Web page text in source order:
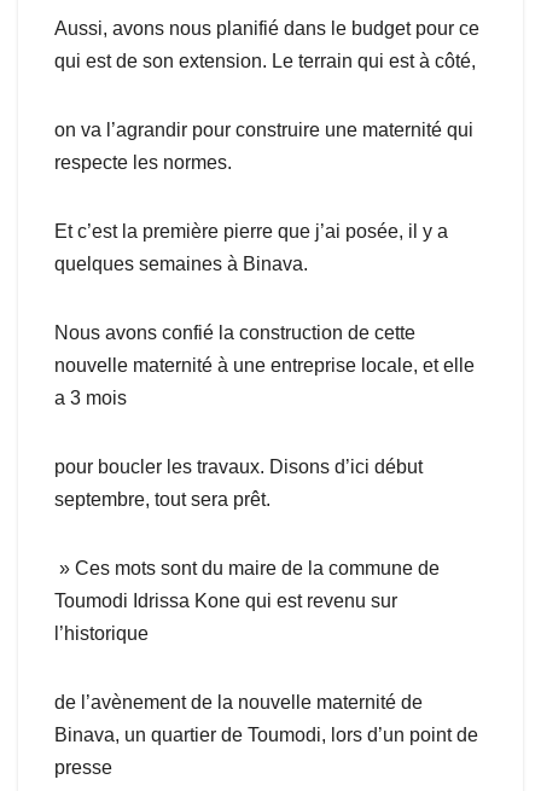
Aussi, avons nous planifié dans le budget pour ce
qui est de son extension. Le terrain qui est à côté,
on va l’agrandir pour construire une maternité qui
respecte les normes.
Et c’est la première pierre que j’ai posée, il y a
quelques semaines à Binava.
Nous avons confié la construction de cette
nouvelle maternité à une entreprise locale, et elle
a 3 mois
pour boucler les travaux. Disons d’ici début
septembre, tout sera prêt.
» Ces mots sont du maire de la commune de
Toumodi Idrissa Kone qui est revenu sur
l’historique
de l’avènement de la nouvelle maternité de
Binava, un quartier de Toumodi, lors d’un point de
presse